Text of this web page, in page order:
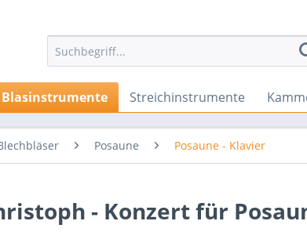
Blasinstrumente Streichinstrumente
Posaune Posaune - Klavier
- Konzert für